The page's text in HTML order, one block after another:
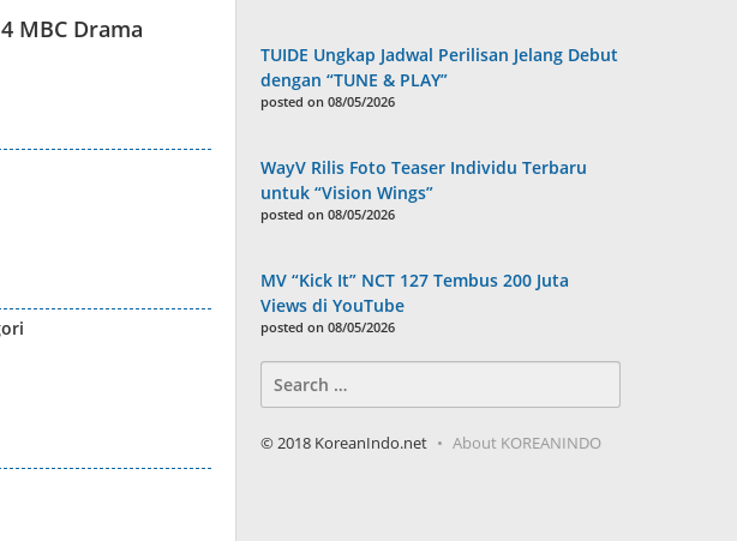
MBC Drama
TUIDE Ungkap Jadwal Perilisan Jelang Debut
dengan “TUNE & PLAY”
posted on 08/05/2026
WayV Rilis Foto Teaser Individu Terbaru
untuk “Vision Wings”
posted on 08/05/2026
MV “Kick It” NCT 127 Tembus 200 Juta
Views di YouTube
posted on 08/05/2026
for:
© 2018 KoreanIndo.net About KOREANINDO